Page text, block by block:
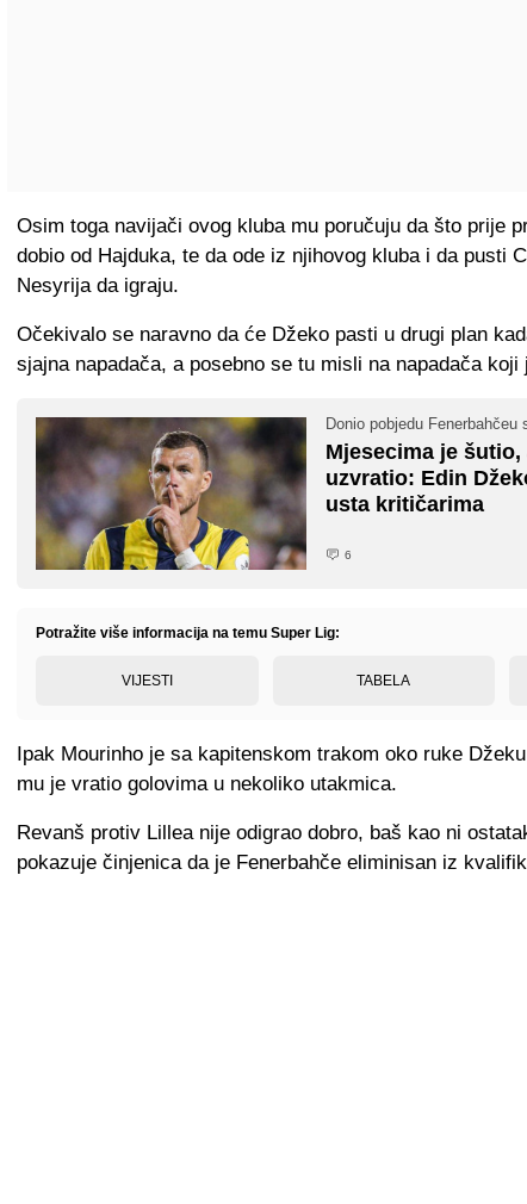
Osim toga navijači ovog kluba mu poručuju da što prije
dobio od Hajduka, te da ode iz njihovog kluba i da pusti
Nesyrija da igraju.
Očekivalo se naravno da će Džeko pasti u drugi plan
sjajna napadača, a posebno se tu misli na napadača
Donio pobjedu Fenerbahčeu
Mjesecima je
uzvratio: Edin
usta kritičarima
6
Potražite više informacija na temu Super Lig:
VIJESTI TABELA
Ipak Mourinho je sa kapitenskom trakom oko ruke
mu je vratio golovima u nekoliko utakmica.
Revanš protiv Lillea nije odigrao dobro, baš kao ni
pokazuje činjenica da je Fenerbahče eliminisan iz